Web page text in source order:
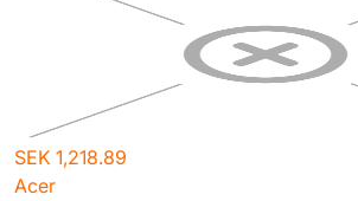
SEK 1,218.89
Acer